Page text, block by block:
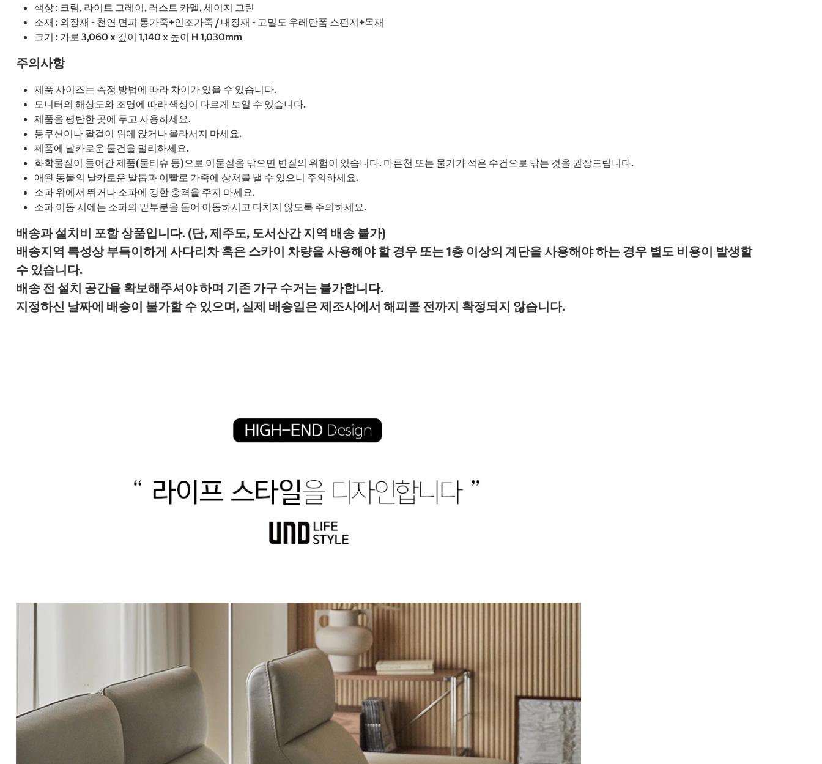
색상 : 크림, 라이트 그레이, 러스트 카멜, 세이지 그린
소재 : 외장재 - 천연 면피 통가죽+인조가죽 / 내장재 - 고밀도 우레탄폼 스펀지+목재
크기 : 가로 3,060 x 깊이 1,140 x 높이 H 1,030mm
주의사항
제품 사이즈는 측정 방법에 따라 차이가 있을 수 있습니다.
모니터의 해상도와 조명에 따라 색상이 다르게 보일 수 있습니다.
제품을 평탄한 곳에 두고 사용하세요.
등쿠션이나 팔걸이 위에 앉거나 올라서지 마세요.
제품에 날카로운 물건을 멀리하세요.
화학물질이 들어간 제품(물티슈 등)으로 이물질을 닦으면 변질의 위험이 있습니다. 마른천 또는 물기가 적은 수건으로 닦는 것을 권장드립니다.
애완 동물의 날카로운 발톱과 이빨로 가죽에 상처를 낼 수 있으니 주의하세요.
소파 위에서 뛰거나 소파에 강한 충격을 주지 마세요.
소파 이동 시에는 소파의 밑부분을 들어 이동하시고 다치지 않도록 주의하세요.
배송과 설치비 포함 상품입니다. (단, 제주도, 도서산간 지역 배송 불가)
배송지역 특성상 부득이하게 사다리차 혹은 스카이 차량을 사용해야 할 경우 또는 1층 이상의 계단을 사용해야 하는 경우 별도 비용이 발생할
수 있습니다.
배송 전 설치 공간을 확보해주셔야 하며 기존 가구 수거는 불가합니다.
지정하신 날짜에 배송이 불가할 수 있으며, 실제 배송일은 제조사에서 해피콜 전까지 확정되지 않습니다.